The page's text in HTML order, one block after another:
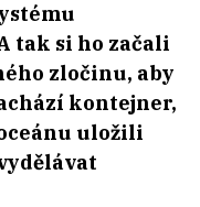
tak si ho začali
zločinu, aby
kontejner,
uložili